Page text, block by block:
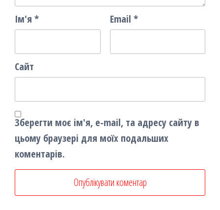
Ім'я * Email *
Сайт
Зберегти моє ім'я, e-mail, та адресу сайту в
цьому браузері для моїх подальших
коментарів.